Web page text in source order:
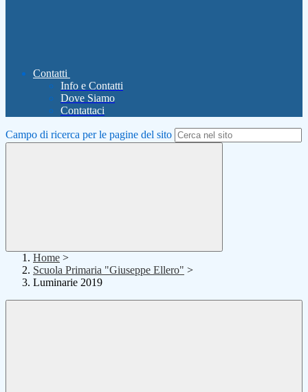
Contatti
Info e Contatti
Dove Siamo
Contattaci
Campo di ricerca per le pagine del sito
Home >
Scuola Primaria "Giuseppe Ellero" >
Luminarie 2019